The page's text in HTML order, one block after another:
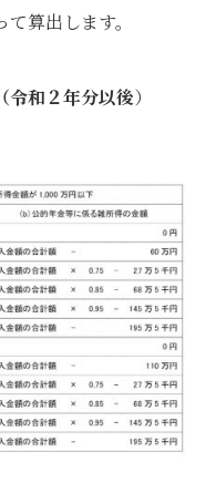
算出します。
令和２年分以後）